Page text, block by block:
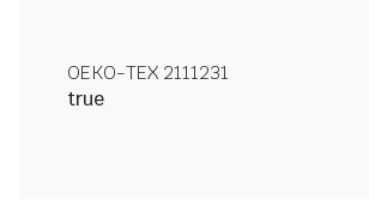
OEKO-TEX 2111231
true